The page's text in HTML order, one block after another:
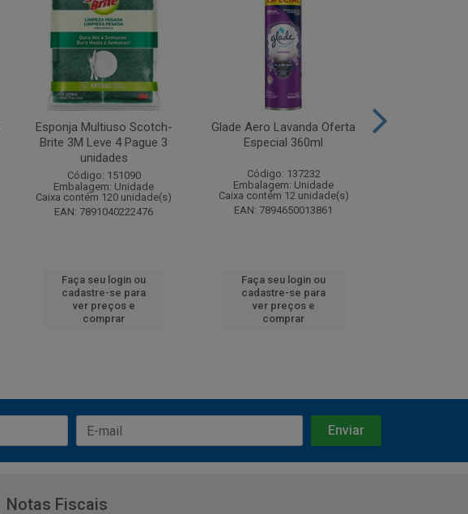
Esponja Multiuso Scotch-
Brite 3M Leve 4 Pague 3
unidades
Código: 151090
Embalagem: Unidade
Caixa contém 120 unidade(s)
EAN: 7891040222476
Faça seu login ou
cadastre-se para
ver preços e
comprar
Glade Aero Lavanda Oferta
Especial 360ml
Código: 137232
Embalagem: Unidade
Caixa contém 12 unidade(s)
EAN: 7894650013861
Faça seu login ou
cadastre-se para
ver preços e
comprar
Notas Fiscais